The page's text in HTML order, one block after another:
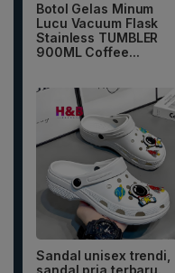
Botol Gelas Minum
Lucu Vacuum Flask
Stainless TUMBLER
900ML Coffee...
Sandal unisex trendi,